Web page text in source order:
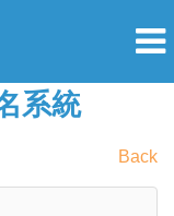
系統
Back